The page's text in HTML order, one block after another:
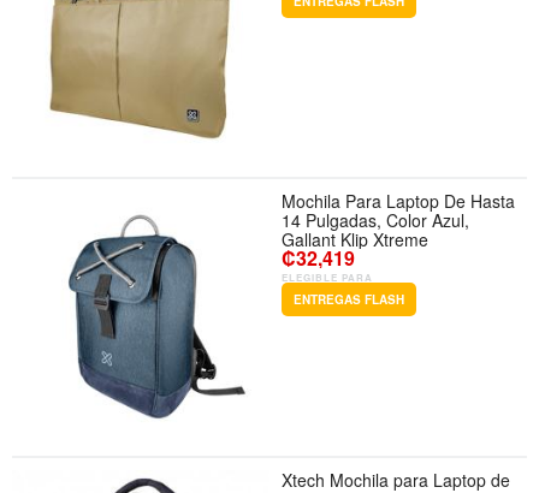
Mochila Para Laptop De Hasta
14 Pulgadas, Color Azul,
Gallant Klip Xtreme
₡32,419
ELEGIBLE PARA
ENTREGAS FLASH
Xtech Mochila para Laptop de